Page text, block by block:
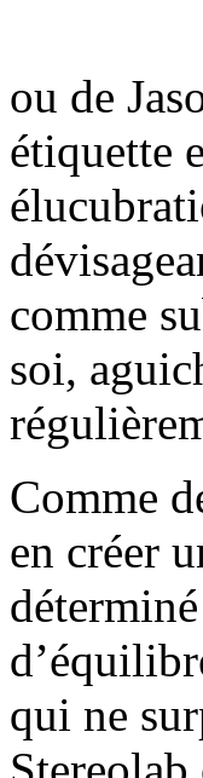
ou de
étiquette
comme
soi,
Comme
en créer
qui ne